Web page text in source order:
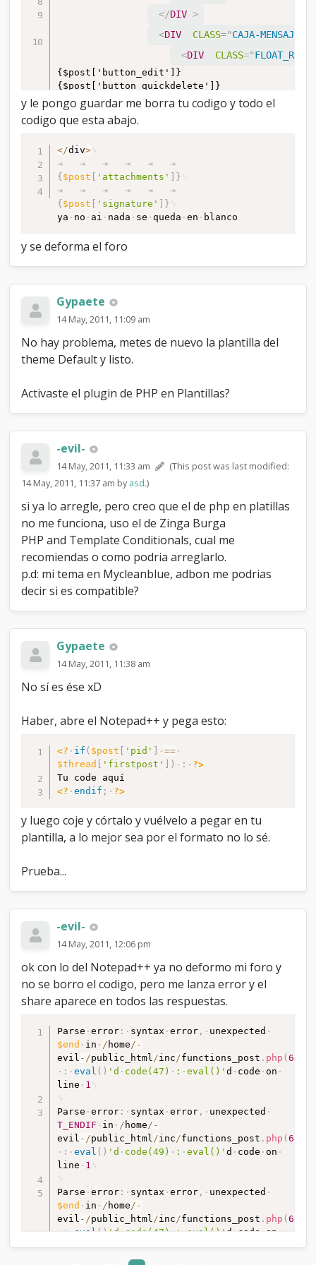
</DIV >
<DIV CLASS="CAJA-MENSAJE-
<DIV CLASS="
{$post['button_edit']}
{$post['button_quickdelete']}
{$post['button_quote']}{$post ETC!!!
y le pongo guardar me borra tu codigo y todo el
codigo que esta abajo.
</div>
{$post [ 'attachments' ] }
{$post [ 'signature' ] }
ya
no ai nada se queda en blanco
y se deforma el foro
Gypaete
14 May, 2011, 11:09 am
No hay problema, metes de nuevo la plantilla del
theme Default y listo.
Activaste el plugin de PHP en Plantillas?
-evil-
14 May, 2011, 11:33 am
(This post was last modified:
14 May, 2011, 11:37 am byasd.)
si ya lo arregle, pero creo que el de php en platillas
no me funciona, uso el de Zinga Burga
PHP and Template Conditionals, cual me
recomiendas o como podria arreglarlo.
p.d: mi tema en Mycleanblue, adbon me podrias
decir si es compatible?
Gypaete
14 May, 2011, 11:38 am
No sí es ése xD
Haber, abre el Notepad++ y pega esto:
<? if ( $post [ 'pid' ]
==
$thread [ 'firstpost' ] ) :
?>
<? endif ; ?>
y luego coje y córtalo y vuélvelo a pegar en tu
plantilla, a lo mejor sea por el formato no lo sé.
Prueba...
-evil-
14 May, 2011, 12:06 pm
ok con lo del Notepad++ ya no deformo mi foro y
no se borro el codigo, pero me lanza error y el
share aparece en todos las respuestas.
Parse error: syntax error,
unexpected
$end
in / home / -
evil - /public_html /inc /functions_post . php (635
:
eval ( ) 'd code(47) : eval()' d code
on
line
1
Parse error: syntax error,
unexpected
T_ENDIF
in / home / -
evil - /public_html /inc /functions_post . php (635
:
eval ( ) 'd code(49) : eval()' d code
on
line
1
Parse error: syntax error,
unexpected
$end
in / home / -
evil - /public_html /inc /functions_post . php (635
:
eval ( ) 'd code(47) : eval()' d code
on
line 1